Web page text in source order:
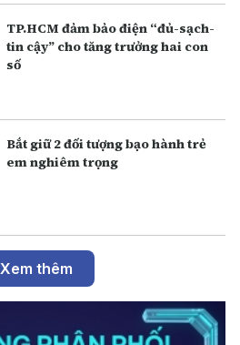
TP.HCM đảm bảo điện “đủ-sạch-
tin cậy” cho tăng trưởng hai con
số
Bắt giữ 2 đối tượng bạo hành trẻ
em nghiêm trọng
Xem thêm